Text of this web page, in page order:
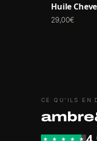
Huile
29,00€
CE QU'ILS EN
★ ★ ★ ★ ★